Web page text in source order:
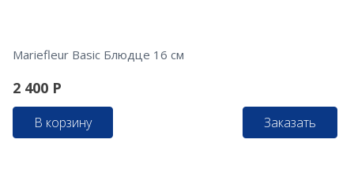
Mariefleur Basic Блюдце 16 см
2 400 Р
В корзину Заказать